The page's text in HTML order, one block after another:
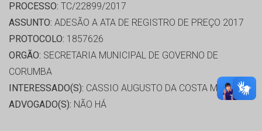
PROCESSO: TC/22899/2017
ASSUNTO: ADESÃO A ATA DE REGISTRO DE PREÇO 2017
PROTOCOLO: 1857626
ORGÃO: SECRETARIA MUNICIPAL DE GOVERNO DE
CORUMBA
INTERESSADO(S): CASSIO AUGUSTO DA COSTA MARQUES
ADVOGADO(S): NÃO HÁ